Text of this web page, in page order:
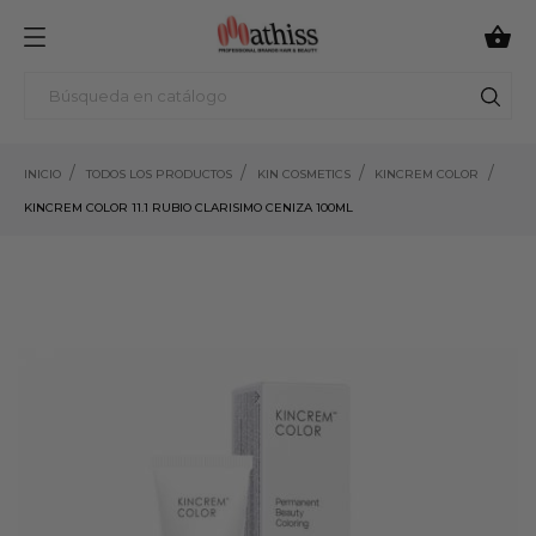

INICIO TODOS LOS PRODUCTOS KIN COSMETICS KINCREM COLOR
KINCREM COLOR 11.1 RUBIO CLARISIMO CENIZA 100ML